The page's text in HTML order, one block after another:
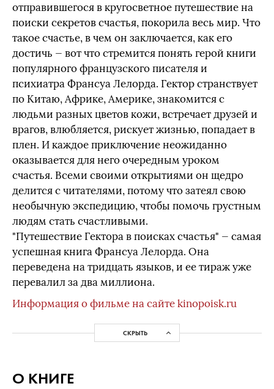
отправившегося в кругосветное путешествие на
поиски секретов счастья, покорила весь мир. Что
такое счастье, в чем он заключается, как его
достичь — вот что стремится понять герой книги
популярного французского писателя и
психиатра Франсуа Лелорда. Гектор странствует
по Китаю, Африке, Америке, знакомится с
людьми разных цветов кожи, встречает друзей и
врагов, влюбляется, рискует жизнью, попадает в
плен. И каждое приключение неожиданно
оказывается для него очередным уроком
счастья. Всеми своими открытиями он щедро
делится с читателями, потому что затеял свою
необычную экспедицию, чтобы помочь грустным
людям стать счастливыми.
"Путешествие Гектора в поисках счастья" — самая
успешная книга Франсуа Лелорда. Она
переведена на тридцать языков, и ее тираж уже
перевалил за два миллиона.
Информация о фильме на сайте kinopoisk.ru
СКРЫТЬ
О КНИГЕ